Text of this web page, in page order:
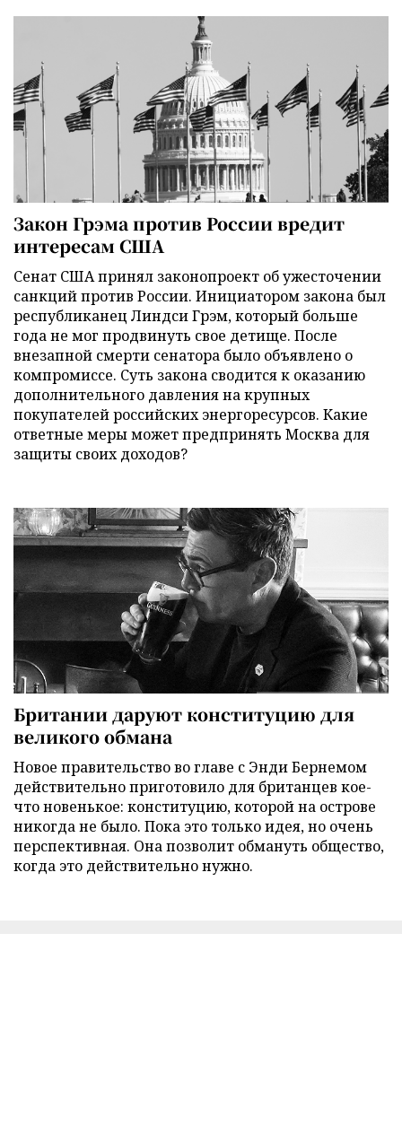
Закон Грэма против России вредит
интересам США
Сенат США принял законопроект об ужесточении
санкций против России. Инициатором закона был
республиканец Линдси Грэм, который больше
года не мог продвинуть свое детище. После
внезапной смерти сенатора было объявлено о
компромиссе. Суть закона сводится к оказанию
дополнительного давления на крупных
покупателей российских энергоресурсов. Какие
ответные меры может предпринять Москва для
защиты своих доходов?
Британии даруют конституцию для
великого обмана
Новое правительство во главе с Энди Бернемом
действительно приготовило для британцев кое-
что новенькое: конституцию, которой на острове
никогда не было. Пока это только идея, но очень
перспективная. Она позволит обмануть общество,
когда это действительно нужно.